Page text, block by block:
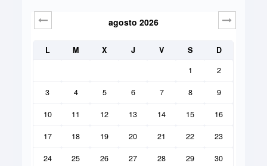
agosto 2026
L M X J V S
D
1
2
3 4 5 6 7 8 9
10 11 12 13 14 15 16
17 18 19 20 21 22 23
24 25 26 27 28 29 30